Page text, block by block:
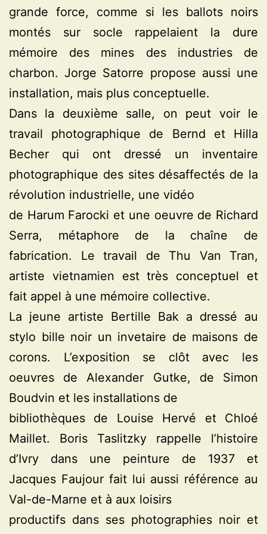
grande force, comme si les ballots noirs
montés sur socle rappelaient la dure
mémoire des mines des industries de
charbon. Jorge Satorre propose aussi une
installation, mais plus conceptuelle.
Dans la deuxième salle, on peut voir le
travail photographique de Bernd et Hilla
Becher qui ont dressé un inventaire
photographique des sites désaffectés de la
révolution industrielle, une vidéo
de Harum Farocki et une oeuvre de Richard
Serra, métaphore de la chaîne de
fabrication. Le travail de Thu Van Tran,
artiste vietnamien est très conceptuel et
fait appel à une mémoire collective.
La jeune artiste Bertille Bak a dressé au
stylo bille noir un invetaire de maisons de
corons. L’exposition se clôt avec les
oeuvres de Alexander Gutke, de Simon
Boudvin et les installations de
bibliothèques de Louise Hervé et Chloé
Maillet. Boris Taslitzky rappelle l’histoire
d’Ivry dans une peinture de 1937 et
Jacques Faujour fait lui aussi référence au
Val-de-Marne et à aux loisirs
productifs dans ses photographies noir et